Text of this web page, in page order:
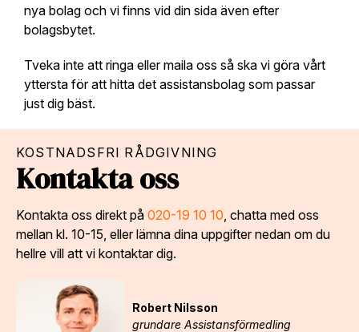
nya bolag och vi finns vid din sida även efter
bolagsbytet.
Tveka inte att ringa eller maila oss så ska vi göra vårt
yttersta för att hitta det assistansbolag som passar
just dig bäst.
KOSTNADSFRI RÅDGIVNING
Kontakta oss
Kontakta oss direkt på 020-19 10 10 , chatta med oss
mellan kl. 10-15, eller lämna dina uppgifter nedan om du
hellre vill att vi kontaktar dig.
Robert Nilsson
grundare Assistansförmedling